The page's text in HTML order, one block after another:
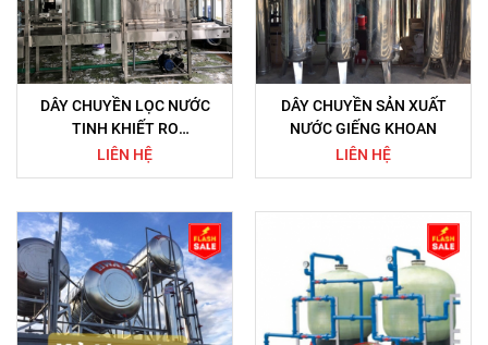
DÂY CHUYỀN LỌC NƯỚC
TINH KHIẾT RO
2500LÍT/GIỜ CÔNG NGHỆ
USA
LIÊN HỆ
DÂY CHUYỀN SẢN XUẤT
NƯỚC GIẾNG KHOAN
LIÊN HỆ